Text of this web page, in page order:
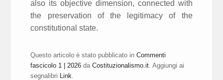
also its objective dimension, connected with
the preservation of the legitimacy of the
constitutional state.
Questo articolo è stato pubblicato inCommenti
fascicolo 1 | 2026 daCostituzionalismo.it . Aggiungi ai
segnalibri
Link